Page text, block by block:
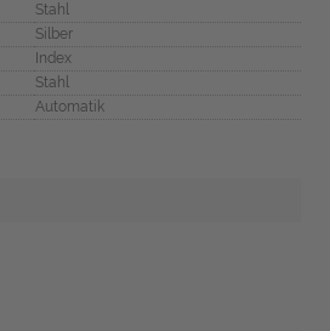
Stahl
Silber
Index
Stahl
Automatik